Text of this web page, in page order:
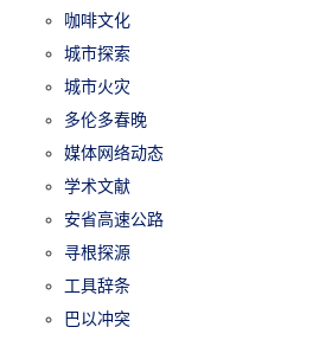
咖啡文化
城市探索
城市火灾
多伦多春晚
媒体网络动态
学术文献
安省高速公路
寻根探源
工具辞条
巴以冲突